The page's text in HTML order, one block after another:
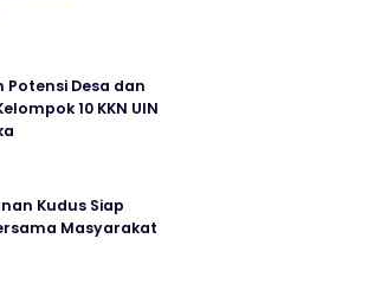
Desa dan
10 KKN UIN
Kudus Siap
Masyarakat